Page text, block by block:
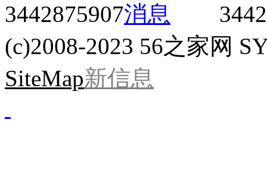
3442875907
(c)2008-2023 56之家网
SiteMap新信息